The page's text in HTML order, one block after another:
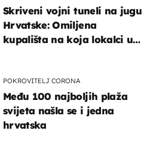
Skriveni vojni tuneli na jugu
Hrvatske: Omiljena
kupališta na koja lokalci u
POKROVITELJ CORONA
Među 100 najboljih plaža
svijeta našla se i jedna
hrvatska